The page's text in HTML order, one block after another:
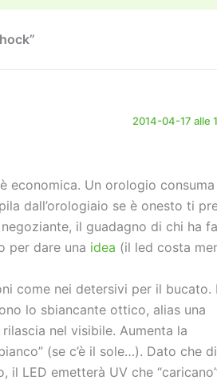
2014-04-17 alle
economica. Un orologio
dall’orologiaio se è onesto ti
il guadagno di chi ha
per dare una idea (il led costa
come nei detersivi per il bucato.
lo sbiancante ottico, alias una
nel visibile. Aumenta la
(se c’è il sole…). Dato che di
il LED emetterà UV che